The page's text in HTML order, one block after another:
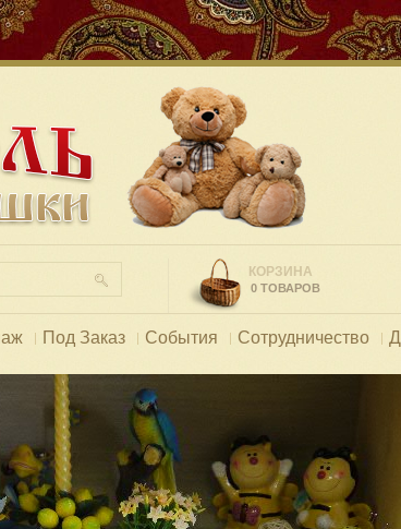
КОРЗИНА
0 ТОВАРОВ
Под Заказ События Сотрудничество